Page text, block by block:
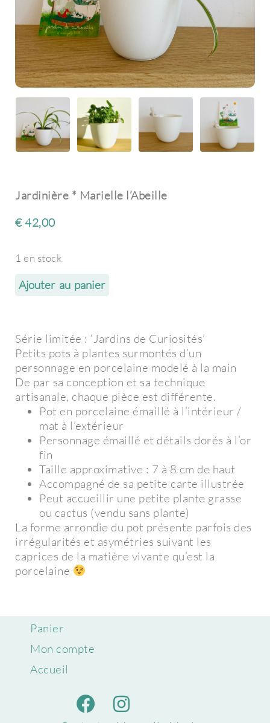
Jardinière * Marielle l’Abeille
€42,00
1 en stock
Ajouter au panier
Série limitée : ‘Jardins de Curiosités’
Petits pots à plantes surmontés d’un
personnage en porcelaine modelé à la main
De par sa conception et sa technique
artisanale, chaque pièce est différente.
Pot en porcelaine émaillé à l’intérieur /
mat à l’extérieur
Personnage émaillé et détails dorés à l’or
fin
Taille approximative : 7 à 8 cm de haut
Accompagné de sa petite carte illustrée
Peut accueillir une petite plante grasse
ou cactus (vendu sans plante)
La forme arrondie du pot présente parfois des
irrégularités et asymétries suivant les
caprices de la matière vivante qu’est la
porcelaine
Panier
Mon compte
Accueil